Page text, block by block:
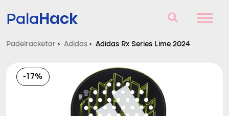
PalaHack
Frågor och svar
Komparator
Padelracketar › Adidas › Adidas Rx Series Lime 2024
-17%